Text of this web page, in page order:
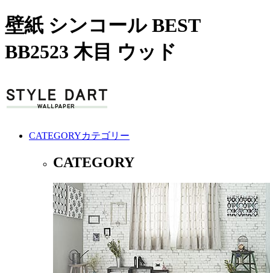
壁紙 シンコール BEST
BB2523 木目 ウッド
CATEGORYカテゴリー
CATEGORY